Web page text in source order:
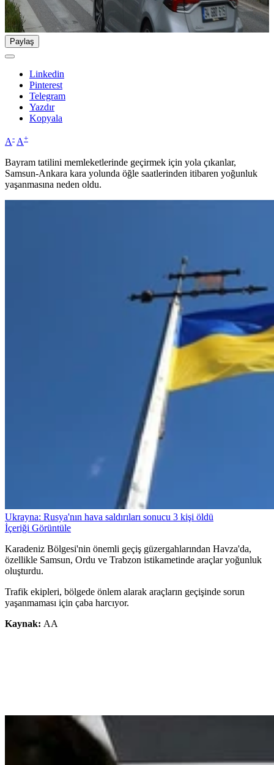
Paylaş
Linkedin
Pinterest
Telegram
Yazdır
Kopyala
A- A+
Bayram tatilini memleketlerinde geçirmek için yola çıkanlar,
Samsun-Ankara kara yolunda öğle saatlerinden itibaren yoğunluk
yaşanmasına neden oldu.
Ukrayna: Rusya'nın hava saldırıları sonucu 3 kişi öldü
İçeriği Görüntüle
Karadeniz Bölgesi'nin önemli geçiş güzergahlarından Havza'da,
özellikle Samsun, Ordu ve Trabzon istikametinde araçlar yoğunluk
oluşturdu.
Trafik ekipleri, bölgede önlem alarak araçların geçişinde sorun
yaşanmaması için çaba harcıyor.
Kaynak: AA